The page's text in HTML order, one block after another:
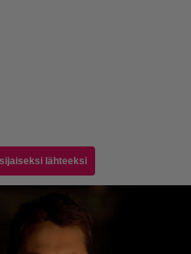
lähteeksi